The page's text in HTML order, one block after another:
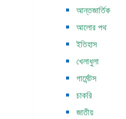
আন্তজার্তিক
আলোর পথ
ইতিহাস
খেলাধুলা
গার্মেন্টস
চাকরি
জাতীয়